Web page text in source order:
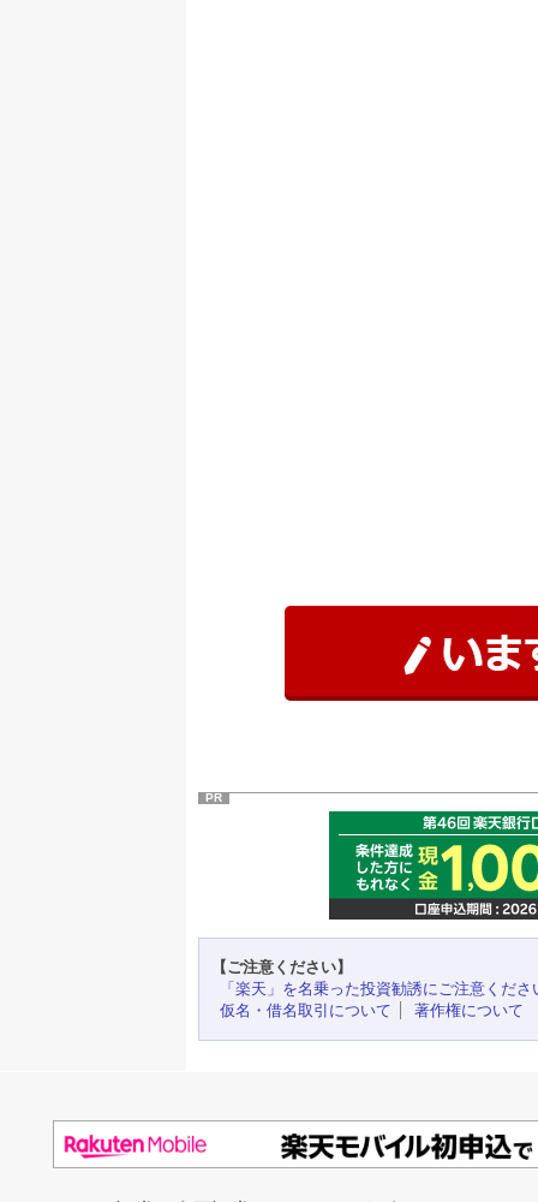
PR
【ご注意ください】
「楽天」を名乗った投資勧誘にご注意くださ
仮名・借名取引について
著作権について